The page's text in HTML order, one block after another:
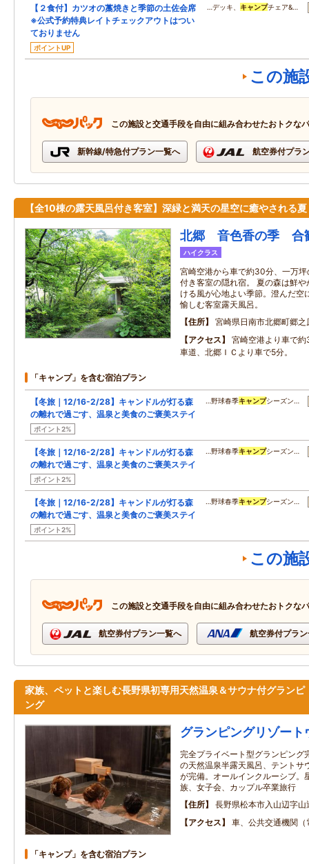
【２食付】カツオの藁焼きと季節の土佐会席
※公式予約特典レイトチェックアウトはつい
ておりません
ポイントUP
…デッキ、 キャンプチェア&…
この施
この施設と交通手段を自由に組み合わせたおトクな
新幹線/特急付プラン一覧へ 航空券付プラ
【全10棟の露天風呂付き客室】深緑と満天の星空に癒やされる夏
北郷 音色香の季 合
ハイクラス
宮崎空港から車で約30分、一万
付き客室の隠れ宿。 夏の森は鮮
ける風が心地よい季節。澄んだ空
愉しむ客室露天風呂。
住所
宮崎県日南市北郷町郷
アクセス
宮崎空港より車で
車道、北郷ＩＣより車で5分。
「キャンプ」を含む宿泊プラン
【冬旅｜12/16-2/28】キャンドルが灯る森
の離れで過ごす、温泉と美食のご褒美ステイ
ポイント2%
…野球春季キャンプシーズン…
【冬旅｜12/16-2/28】キャンドルが灯る森
の離れで過ごす、温泉と美食のご褒美ステイ
ポイント2%
…野球春季キャンプシーズン…
【冬旅｜12/16-2/28】キャンドルが灯る森
の離れで過ごす、温泉と美食のご褒美ステイ
ポイント2%
…野球春季キャンプシーズン…
この施
この施設と交通手段を自由に組み合わせたおトクな
航空券付プラン一覧へ 航空券付プラ
家族、ペットと楽しむ長野県初専用天然温泉＆サウナ付グランピ
ング
グランピングリゾート
完全プライベート型グランピング
の天然温泉半露天風呂、テントサ
が完備。オールインクルーシブ。
族、女子会、カップル卒業旅行
住所
長野県松本市入山辺字
アクセス
車、公共交通機関（
「キャンプ」を含む宿泊プラン